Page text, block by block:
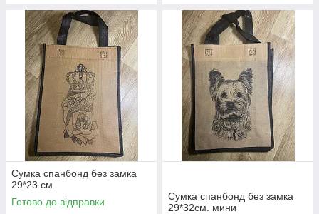
Сумка спанбонд без замка
29*23 см
Готово до відправки
Сумка спанбонд без замка
29*32см. мини